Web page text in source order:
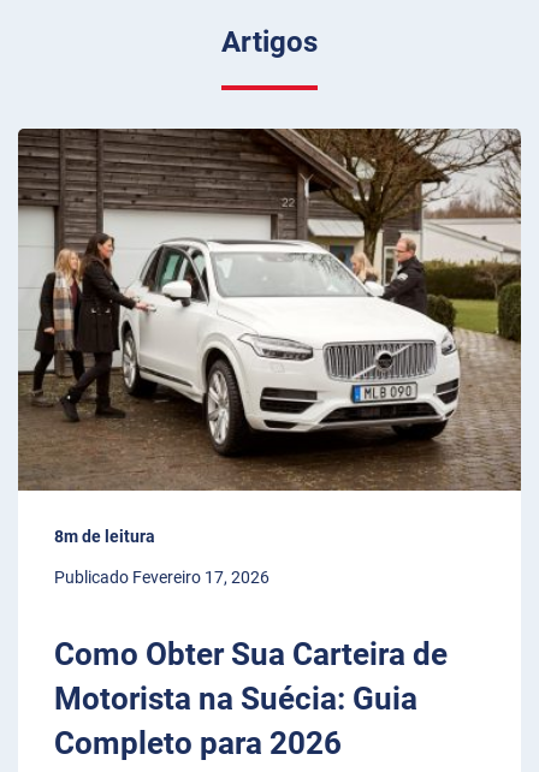
Artigos
8m de leitura
Publicado Fevereiro 17, 2026
Como Obter Sua Carteira de
Motorista na Suécia: Guia
Completo para 2026